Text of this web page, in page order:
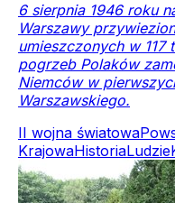
6 sierpnia 1946 roku
Warszawy
umieszczonych w 117
pogrzeb Polaków
Niemców w
Warszawskiego.
II wojna światowa
KrajowaHistoriaLudzie